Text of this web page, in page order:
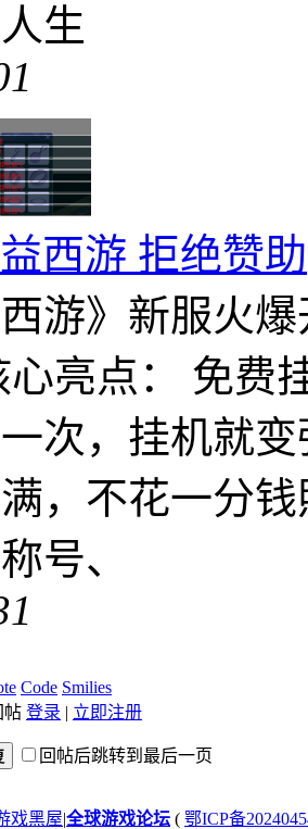
生
西游 拒绝赞助
西游》新服火
心亮点： 免费
次，挂机就
，不花一分
号、
Code Smilies
帖 登录 | 立即注册
回帖后跳转到最后一页
戏黑屋|全球游戏论坛 ( 鄂ICP备